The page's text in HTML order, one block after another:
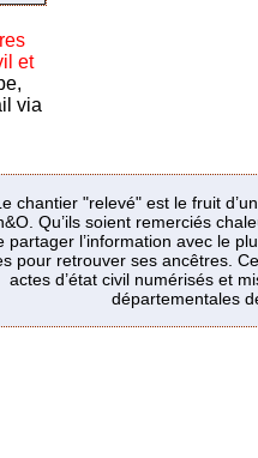
et
via
chantier "relevé" est le fruit
Qu’ils soient remerciés
partager l’information avec le
pour retrouver ses ancêtres.
actes d’état civil numérisés et
départementales